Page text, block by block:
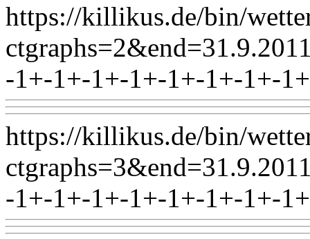
https://killikus.de/bin/
-1+-1+-1+-1+-1+-1+-1+-
https://killikus.de/bin/
-1+-1+-1+-1+-1+-1+-1+-